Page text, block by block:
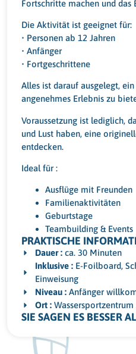
Fortschritte machen und das
Die Aktivität ist geeignet für:
• Personen ab 12 Jahren
• Anfänger
• Fortgeschrittene
Alles ist darauf ausgelegt,
angenehmes Erlebnis zu
Voraussetzung ist lediglich,
und Lust haben, eine
entdecken.
Ideal für :
Ausflüge mit Freunden
Familienaktivitäten
Geburtstage
Teambuilding & Events
PRAKTISCHE
Dauer :ca. 30 Minuten
Inklusive :E-Foilboard,
Einweisung
Niveau :Anfänger
Ort :Wassersportzentrum
SIE SAGEN ES BESSER